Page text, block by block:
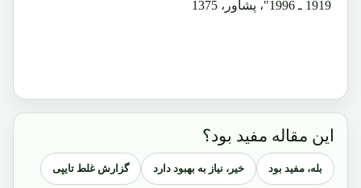
1919 ـ 1996"، پشاور، 1375
این مقاله مفید بود؟
بله، مفید بود خیر، نیاز به بهبود دارد گزارش غلط تایپی